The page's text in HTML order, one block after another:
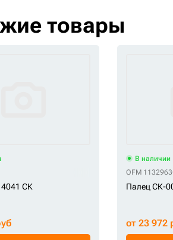
товары
СК
В наличии
OFM 1132963
Палец СК-
от 23 972